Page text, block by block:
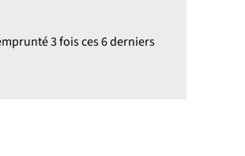
3 fois ces 6 derniers